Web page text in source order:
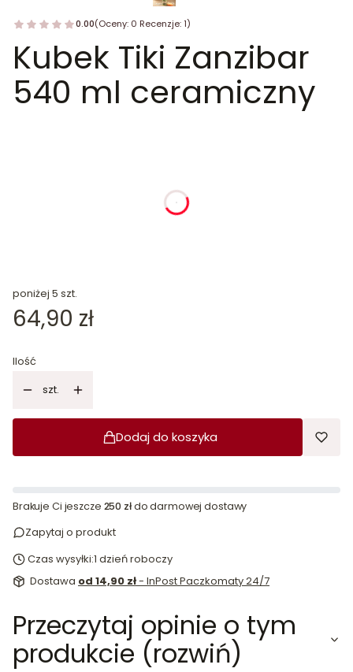
0.00(Oceny: 0 Recenzje: 1)
Kubek Tiki Zanzibar
540 ml ceramiczny
poniżej 5 szt.
Cena
64,90 zł
Ilość
szt.
Dodaj do koszyka
Brakuje Ci jeszcze 250 złdo darmowej dostawy
Zapytaj o produkt
Czas wysyłki:1 dzień roboczy
Dostawa od 14,90 zł- InPost Paczkomaty 24/7
Przeczytaj opinie o tym
produkcie (rozwiń)